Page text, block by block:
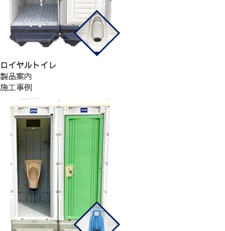
ロイヤルトイレ
製品案内
施工事例